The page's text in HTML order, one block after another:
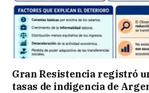
Gran Resistencia registró
tasas de indigencia de